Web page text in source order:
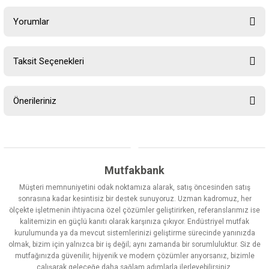
Yorumlar
Taksit Seçenekleri
Önerileriniz
Görüş ve önerileriniz için teşekkür ederiz.
Ürün resmi kalitesiz, bozuk veya görüntülenemiyor.
Ürün açıklamasında eksik bilgiler bulunuyor.
Ürün bilgilerinde hatalar bulunuyor.
Ürün fiyatı diğer sitelerden daha pahalı.
Bu ürüne benzer farklı alternatifler olmalı.
Mutfakbank
Müşteri memnuniyetini odak noktamıza alarak, satış öncesinden satış
sonrasına kadar kesintisiz bir destek sunuyoruz. Uzman kadromuz, her
ölçekte işletmenin ihtiyacına özel çözümler geliştirirken, referanslarımız ise
kalitemizin en güçlü kanıtı olarak karşınıza çıkıyor. Endüstriyel mutfak
kurulumunda ya da mevcut sistemlerinizi geliştirme sürecinde yanınızda
olmak, bizim için yalnızca bir iş değil; aynı zamanda bir sorumluluktur. Siz de
mutfağınızda güvenilir, hijyenik ve modern çözümler arıyorsanız, bizimle
çalışarak geleceğe daha sağlam adımlarla ilerleyebilirsiniz.